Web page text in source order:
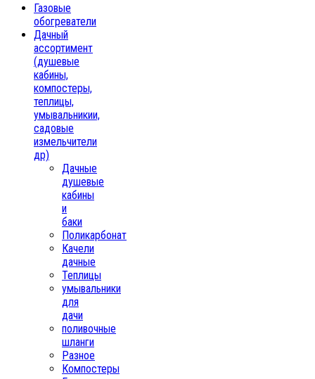
Газовые
обогреватели
Дачный
ассортимент
(душевые
кабины,
компостеры,
теплицы,
умывальникии,
садовые
измельчители
др)
Дачные
душевые
кабины
и
баки
Поликарбонат
Качели
дачные
Теплицы
умывальники
для
дачи
поливочные
шланги
Разное
Компостеры